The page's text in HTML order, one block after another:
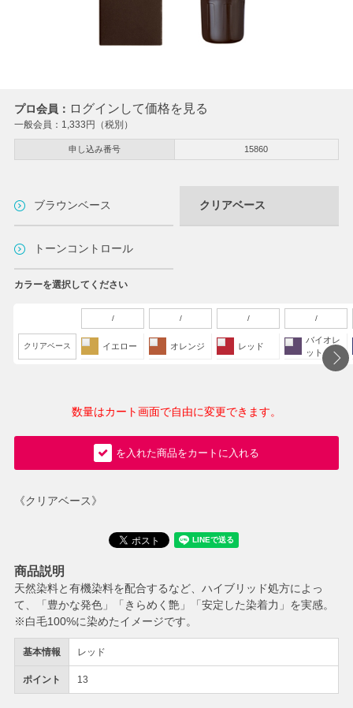
プロ会員： ログインして価格を見る
一般会員： 1,333円（税別）
申し込み番号 15860
《クリアベース》
基本情報 レッド
ポイント 13
カラーを選択してください
/ / / /
クリアベース イエロー オレンジ レッド
バイオレ
ット
数量はカート画面で自由に変更できます。
を入れた商品をカートに入れる
商品説明
天然染料と有機染料を配合するなど、ハイブリッド処方によっ
て、「豊かな発色」「きらめく艶」「安定した染着力」を実感。
※白毛100%に染めたイメージです。
ブラウンベース クリアベース
トーンコントロール